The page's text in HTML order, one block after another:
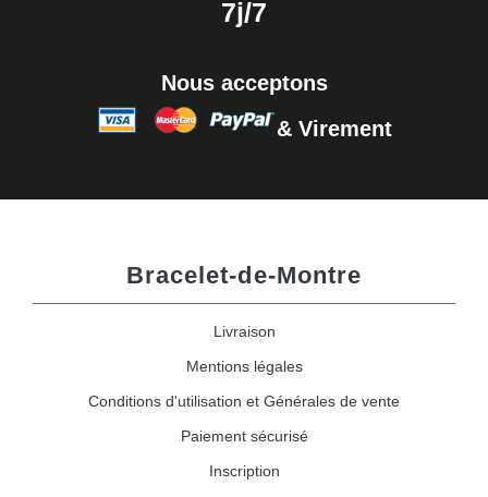
7j/7
Nous acceptons
& Virement
Bracelet-de-Montre
Livraison
Mentions légales
Conditions d'utilisation et Générales de vente
Paiement sécurisé
Inscription